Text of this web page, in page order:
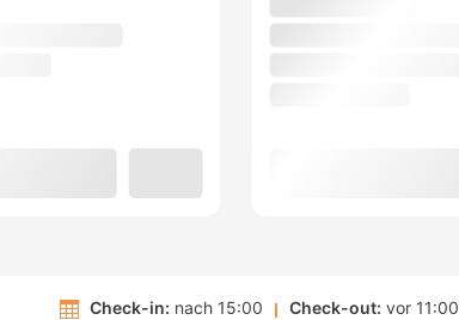
Check-in: nach 15:00 Check-out: vor 11:00